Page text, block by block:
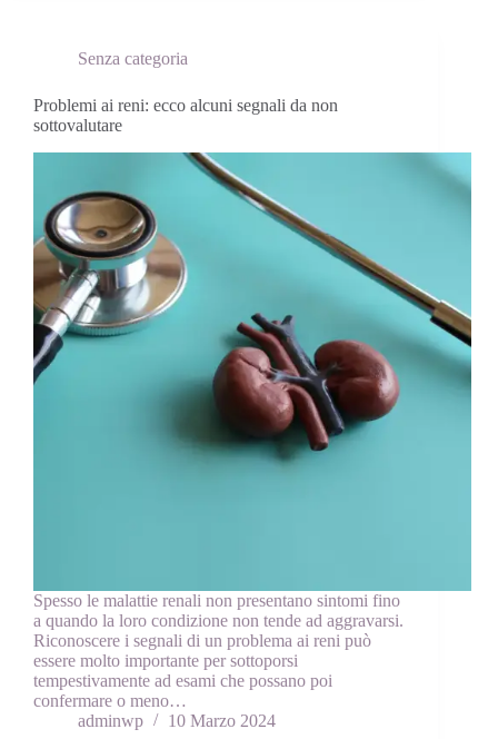
Senza categoria
Problemi ai reni: ecco alcuni segnali da non
sottovalutare
Spesso le malattie renali non presentano sintomi fino
a quando la loro condizione non tende ad aggravarsi.
Riconoscere i segnali di un problema ai reni può
essere molto importante per sottoporsi
tempestivamente ad esami che possano poi
confermare o meno…
adminwp
10 Marzo 2024